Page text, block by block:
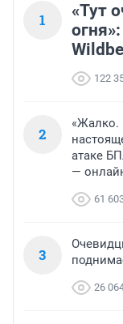
1
«Тут
122
2
«Жалко.
атаке
—
61
3
26